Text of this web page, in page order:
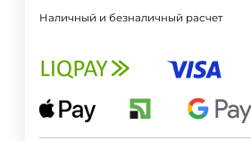
Наличный и безналичный расчет